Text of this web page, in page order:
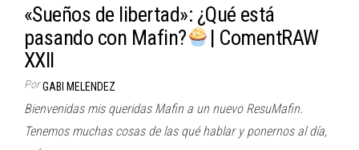
«Sueños de libertad»: ¿Qué está
pasando con Mafin?
| ComentRAW
XXII
Por GABI MELENDEZ
Bienvenidas mis queridas Mafin a un nuevo ResuMafin.
Tenemos muchas cosas de las qué hablar y ponernos al día,